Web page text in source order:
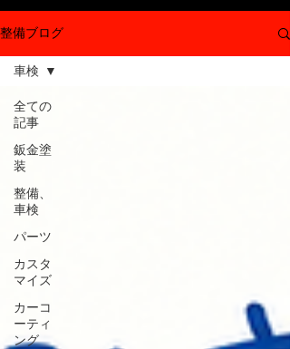
整備ブログ
全ての
記事
鈑金塗
装
整備、
車検
パーツ
カスタ
マイズ
カーコ
ーティ
ング
車検